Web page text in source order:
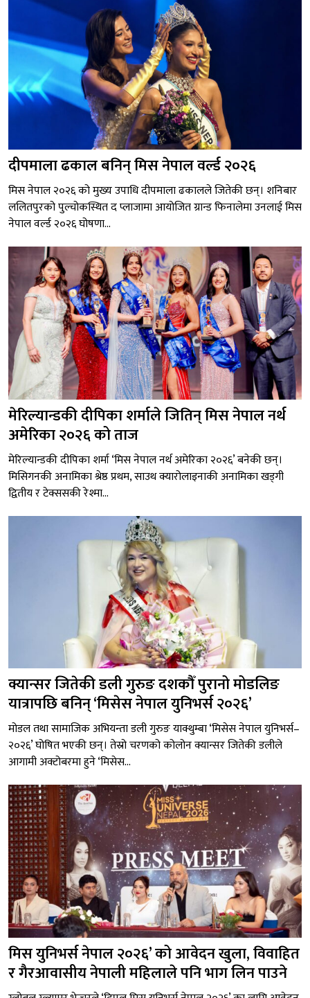
दीपमाला ढकाल बनिन् मिस नेपाल वर्ल्ड २०२६
मिस नेपाल २०२६ को मुख्य उपाधि दीपमाला ढकालले जितेकी छन्। शनिबार
ललितपुरको पुल्चोकस्थित द प्लाजामा आयोजित ग्रान्ड फिनालेमा उनलाई मिस
नेपाल वर्ल्ड २०२६ घोषणा...
मेरिल्यान्डकी दीपिका शर्माले जितिन् मिस नेपाल नर्थ
अमेरिका २०२६ को ताज
मेरिल्यान्डकी दीपिका शर्मा ‘मिस नेपाल नर्थ अमेरिका २०२६’ बनेकी छन्।
मिसिगनकी अनामिका श्रेष्ठ प्रथम, साउथ क्यारोलाइनाकी अनामिका खड्गी
द्वितीय र टेक्ससकी रेश्मा...
क्यान्सर जितेकी डली गुरुङ दशकौँ पुरानो मोडलिङ
यात्रापछि बनिन् ‘मिसेस नेपाल युनिभर्स २०२६’
मोडल तथा सामाजिक अभियन्ता डली गुरुङ याक्थुम्बा ‘मिसेस नेपाल युनिभर्स–
२०२६’ घोषित भएकी छन्। तेस्रो चरणको कोलोन क्यान्सर जितेकी डलीले
आगामी अक्टोबरमा हुने ‘मिसेस...
मिस युनिभर्स नेपाल २०२६’ को आवेदन खुला, विवाहित
र गैरआवासीय नेपाली महिलाले पनि भाग लिन पाउने